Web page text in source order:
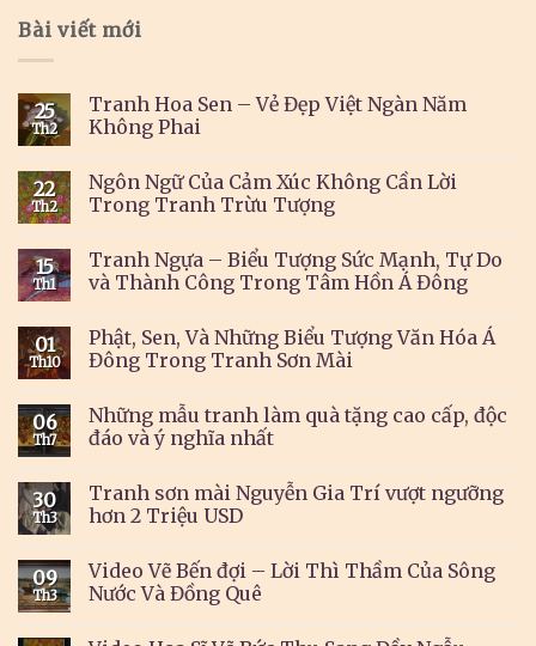
Bài viết mới
25
Th2
Tranh Hoa Sen – Vẻ Đẹp Việt Ngàn Năm
Không Phai
22
Th2
Ngôn Ngữ Của Cảm Xúc Không Cần Lời
Trong Tranh Trừu Tượng
15
Th1
Tranh Ngựa – Biểu Tượng Sức Mạnh, Tự Do
và Thành Công Trong Tâm Hồn Á Đông
01
Th10
Phật, Sen, Và Những Biểu Tượng Văn Hóa Á
Đông Trong Tranh Sơn Mài
06
Th7
Những mẫu tranh làm quà tặng cao cấp, độc
đáo và ý nghĩa nhất
30
Th3
Tranh sơn mài Nguyễn Gia Trí vượt ngưỡng
hơn 2 Triệu USD
09
Th3
Video Vẽ Bến đợi – Lời Thì Thầm Của Sông
Nước Và Đồng Quê